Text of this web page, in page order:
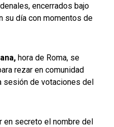
encerrados bajo
su día con momentos de
hora de Roma, se
rezar en comunidad
sesión de votaciones del
en secreto el nombre del